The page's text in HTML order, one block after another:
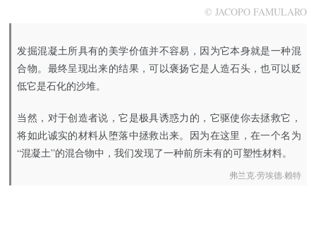
© JACOPO FAMULARO
发掘混凝土所具有的美学价值并不容易，因为它本身就是一种混
合物。最终呈现出来的结果，可以褒扬它是人造石头，也可以贬
低它是石化的沙堆。
当然，对于创造者说，它是极具诱惑力的，它驱使你去拯救它，
将如此诚实的材料从堕落中拯救出来。因为在这里，在一个名为
“混凝土”的混合物中，我们发现了一种前所未有的可塑性材料。
弗兰克·劳埃德·赖特